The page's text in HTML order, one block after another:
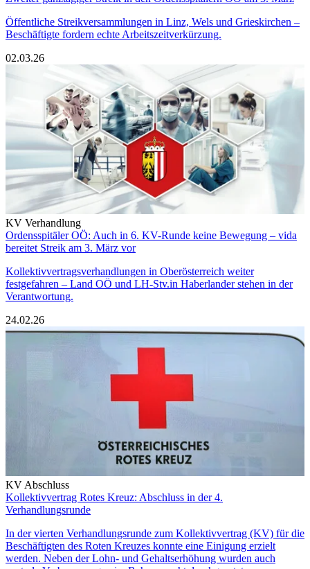
Öffentliche Streikversammlungen in Linz, Wels und Grieskirchen –
Beschäftigte fordern echte Arbeitszeitverkürzung.
02.03.26
KV Verhandlung
Ordensspitäler OÖ: Auch in 6. KV-Runde keine Bewegung – vida
bereitet Streik am 3. März vor
Kollektivvertragsverhandlungen in Oberösterreich weiter
festgefahren – Land OÖ und LH-Stv.in Haberlander stehen in der
Verantwortung.
24.02.26
KV Abschluss
Kollektivvertrag Rotes Kreuz: Abschluss in der 4.
Verhandlungsrunde
In der vierten Verhandlungsrunde zum Kollektivvertrag (KV) für die
Beschäftigten des Roten Kreuzes konnte eine Einigung erzielt
werden. Neben der Lohn- und Gehaltserhöhung wurden auch